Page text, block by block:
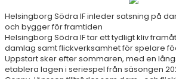
Helsingborg Södra IF inleder satsning på
och bygger för framtiden
Helsingborg Södra IF tar ett tydligt kliv
damlag samt flickverksamhet för spelare
Uppstart sker efter sommaren, med en
etablera lagen i seriespel från säsongen